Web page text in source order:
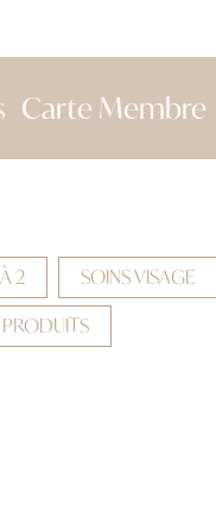
Carte Membre
2 SOINS VISAGE
PRODUITS